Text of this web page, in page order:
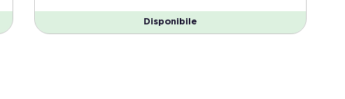
Disponibile